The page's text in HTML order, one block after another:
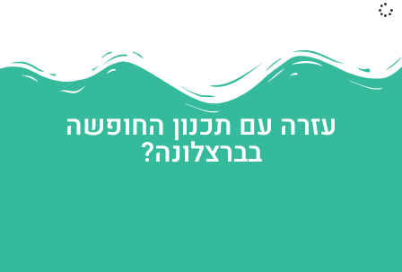
עזרה עם תכנון החופשה
בברצלונה?